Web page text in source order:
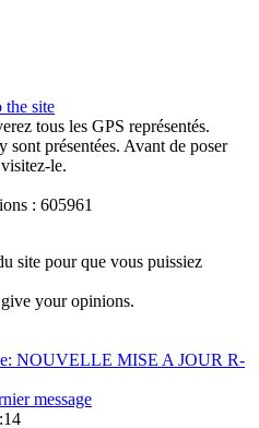
the site
tous les GPS représentés.
présentées. Avant de poser
le.
: 605961
site pour que vous puissiez
your opinions.
NOUVELLE MISE A JOUR R-
message